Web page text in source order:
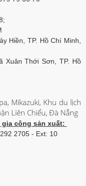
Hiền, TP. Hồ Chí Minh,
Xuân Thới Sơn, TP. Hồ
Mikazuki, Khu du lịch
Liên Chiểu, Đà Nẵng
gia công sản xuất:
2705 - Ext: 10